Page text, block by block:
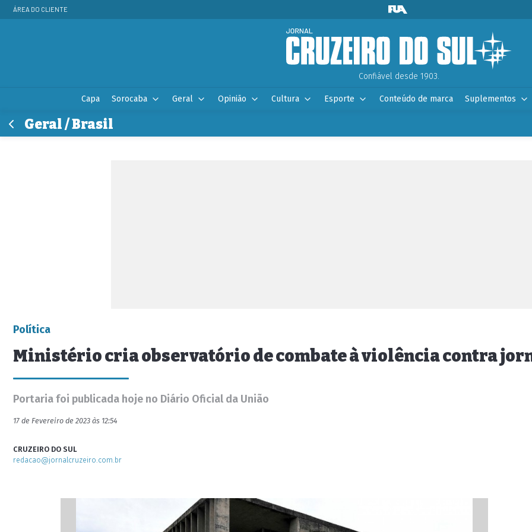
ÁREA DO CLIENTE
Confiável desde 1903.
Capa Sorocaba Geral Opinião Cultura Esporte Conteúdo de marca Suplementos
Geral / Brasil
Política
Ministério cria observatório de combate à violência contra
Portaria foi publicada hoje no Diário Oficial da União
17 de Fevereiro de 2023 às 12:54
CRUZEIRO DO SUL
redacao@jornalcruzeiro.com.br